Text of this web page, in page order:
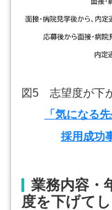
図5 志望度が下
「気になる
採用成功
業務内容・
度を下げて